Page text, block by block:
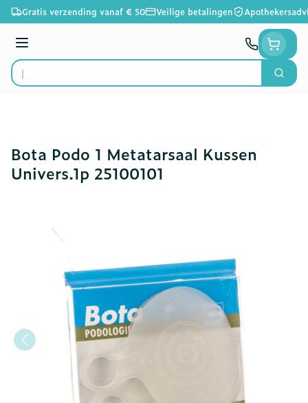
Ga naar de inhoud
Gratis verzending vanaf € 50 Veilige betalingen
Menu
Product, merk, categorie...
Zoek
Bota Podo 1 Metatarsaal Kussen
Univers.1p 25100101